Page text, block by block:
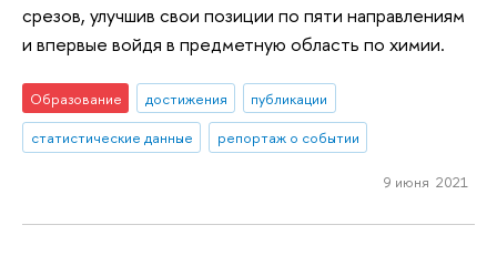
срезов, улучшив свои позиции по пяти направлениям
и впервые войдя в предметную область по химии.
Образование достижения
публикации
статистические данные
репортаж о событии
9 июня 2021